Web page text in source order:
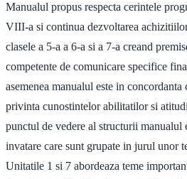
Manualul propus respecta cerintele
VIII-a si continua dezvoltarea
clasele a 5-a a 6-a si a 7-a creand
competente de comunicare specifice
asemenea manualul este in
privinta cunostintelor abilitatilor si
punctul de vedere al structurii manualul
invatare care sunt grupate in jurul unor
Unitatile 1 si 7 abordeaza teme